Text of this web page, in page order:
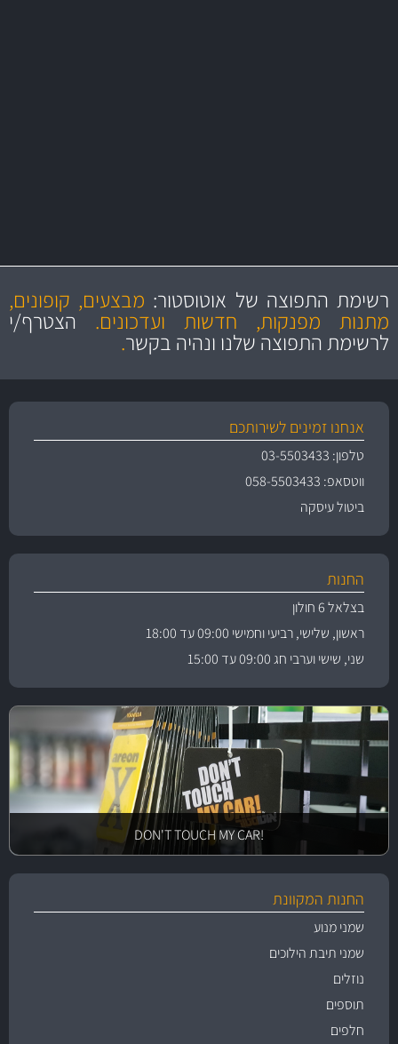
מקצועיות
ושירות מצויין
מחירים
הוגנים
והיצע מוצרים איכותירשימת התפוצה של אוטוסטור: מבצעים, קופונים,
מתנות מפנקות, חדשות ועדכונים. הצטרף/י
לרשימת התפוצה שלנו ונהיה בקשר.
אנחנו זמינים לשירותכם
טלפון: 03-5503433
ווטסאפ: 058-5503433
ביטול עיסקה
החנות
בצלאל 6 חולון
ראשון, שלישי, רביעי וחמישי 09:00 עד 18:00
שני, שישי וערבי חג 09:00 עד 15:00
!DON'T TOUCH MY CAR
החנות המקוונת
שמני מנוע
שמני תיבת הילוכים
נוזלים
תוספים
חלפים